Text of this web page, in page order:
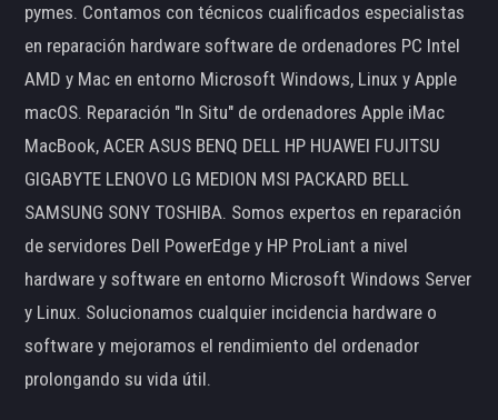
pymes. Contamos con técnicos cualificados especialistas
en reparación hardware software de ordenadores PC Intel
AMD y Mac en entorno Microsoft Windows, Linux y Apple
macOS. Reparación "In Situ" de ordenadores Apple iMac
MacBook, ACER ASUS BENQ DELL HP HUAWEI FUJITSU
GIGABYTE LENOVO LG MEDION MSI PACKARD BELL
SAMSUNG SONY TOSHIBA. Somos expertos en reparación
de servidores Dell PowerEdge y HP ProLiant a nivel
hardware y software en entorno Microsoft Windows Server
y Linux. Solucionamos cualquier incidencia hardware o
software y mejoramos el rendimiento del ordenador
prolongando su vida útil.